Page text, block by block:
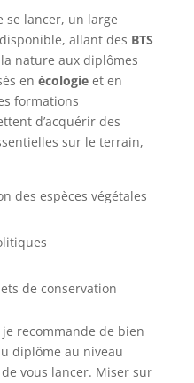
se lancer, un large
allant des BTS
nature aux diplômes
en écologieet en
formations
d’acquérir des
sur le terrain,
des espèces végétales
de conservation
recommande de bien
diplôme au niveau
vous lancer. Miser sur